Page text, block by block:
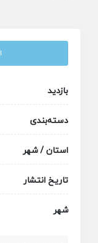
بازدید
دسته‌بندی
استان / شهر
تاریخ انتشار
شهر